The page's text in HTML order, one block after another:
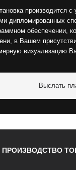
производится
дипломированных
обеспечении,
в Вашем
визуализацию
Выслать
ПРОИЗВОДСТВО